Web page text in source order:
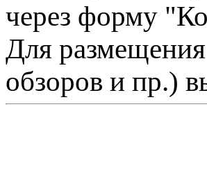
через форму
Для
обзоров и пр.)